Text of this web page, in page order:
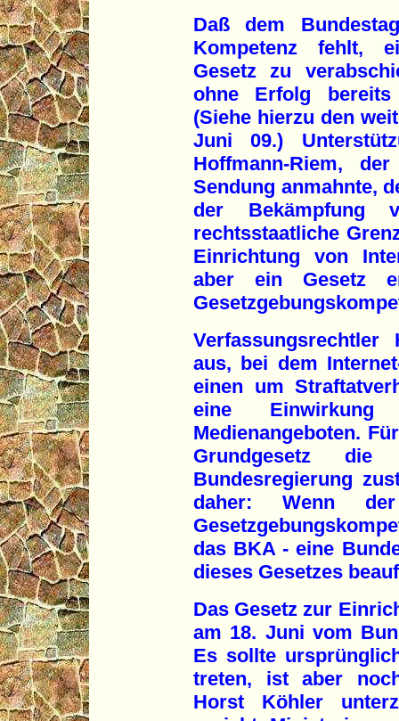
Daß dem
Kompetenz fehlt,
Gesetz zu
ohne Erfolg bereits
(Siehe hierzu den
Juni 09.)
Hoffmann-Riem,
Sendung anmahnte,
der Bekämpfung
rechtsstaatliche
Einrichtung von
aber ein Gesetz
Verfassungsrechtler
aus, bei dem
einen um
eine
Medienangeboten.
Grundgesetz
Bundesregierung
daher: Wenn
das BKA - eine
dieses Gesetzes
Das Gesetz zur
am 18. Juni vom
Es sollte
treten, ist aber
Horst Köhler